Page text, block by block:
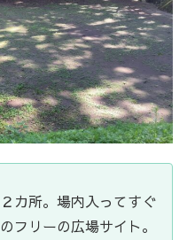
カ所。場内入ってすぐ
フリーの広場サイト。